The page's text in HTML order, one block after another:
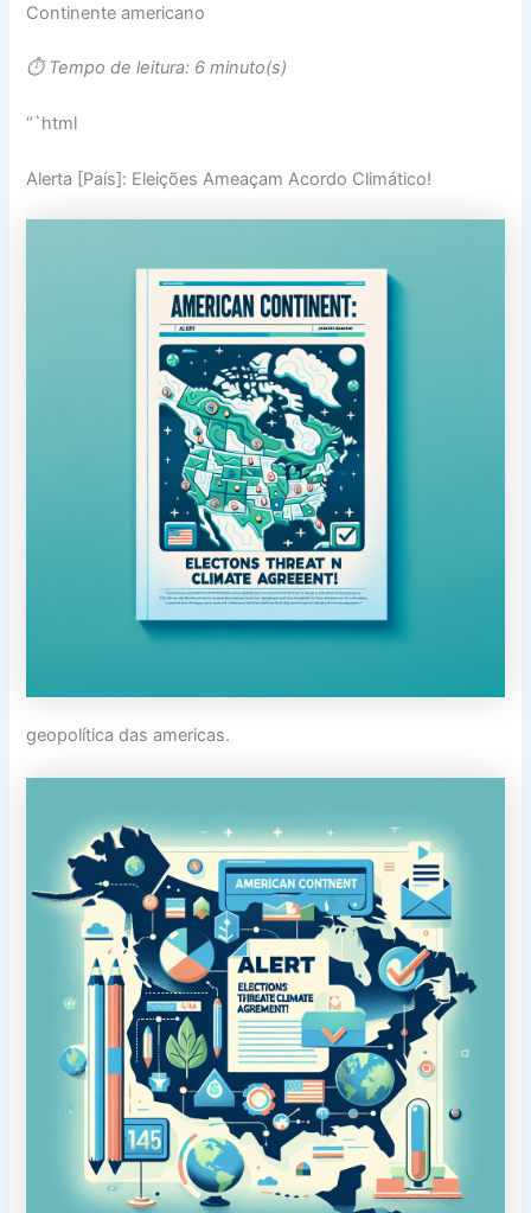
Continente americano
⏱️ Tempo de leitura: 6 minuto(s)
“`html
Alerta [País]: Eleições Ameaçam Acordo Climático!
geopolítica das americas.